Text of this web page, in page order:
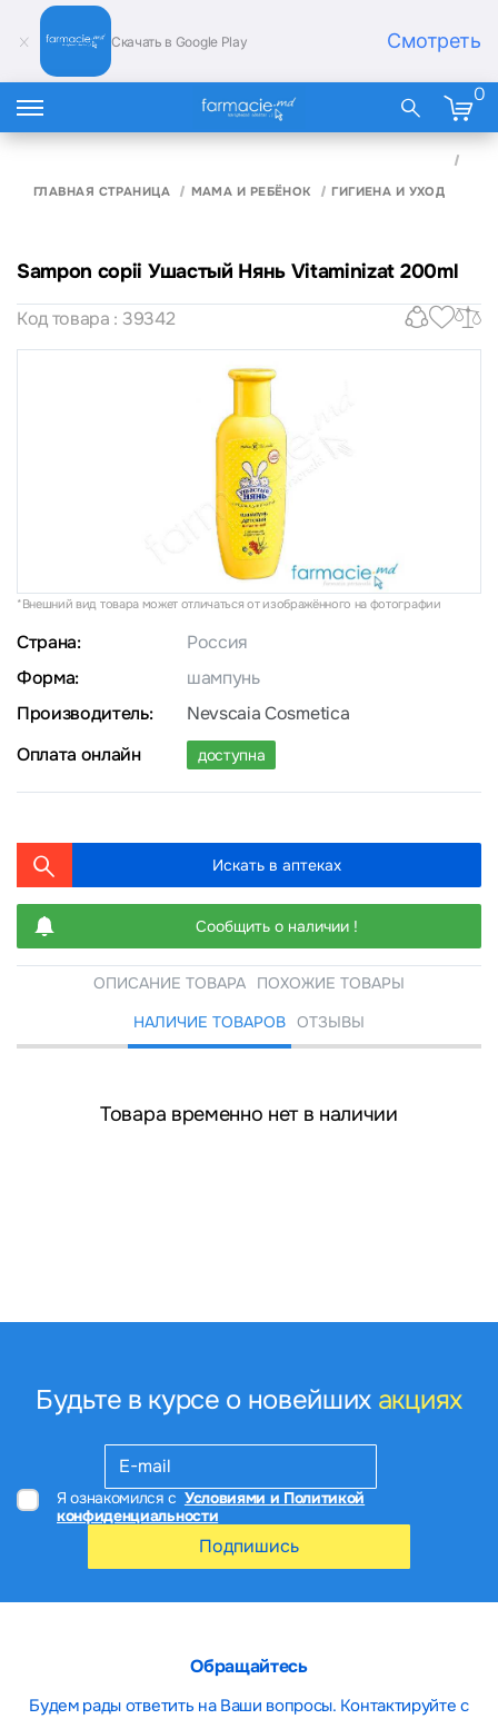
Скачать в Google Play Смотреть
0
ГЛАВНАЯ СТРАНИЦА МАМА И РЕБЁНОК ГИГИЕНА И УХОД
Sampon copii Ушастый Нянь Vitaminizat 200ml
Код товара : 39342
*Внешний вид товара может отличаться от изображённого на фотографии
Страна:
Россия
Форма:
шампунь
Производитель:
Nevscaia Cosmetica
Оплата онлайн
доступна
Искать в аптеках
Сообщить о наличии !
ОПИСАНИЕ ТОВАРА
ПОХОЖИЕ ТОВАРЫ
НАЛИЧИЕ ТОВАРОВ ОТЗЫВЫ
Товара временно нет в наличии
Будьте в курсе о новейших акциях
Я ознакомился с Условиями и Политикой
конфиденциальности
Подпишись
Обращайтесь
Будем рады ответить на Ваши вопросы. Контактируйте с